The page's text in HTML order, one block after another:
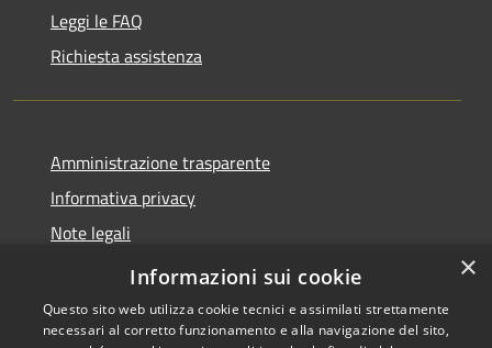
Leggi le FAQ
Richiesta assistenza
Amministrazione trasparente
Informativa privacy
Note legali
Dichiarazione di accessibilità
×
Informazioni sui cookie
Questo sito web utilizza cookie tecnici e assimilati strettamente
necessari al corretto funzionamento e alla navigazione del sito,